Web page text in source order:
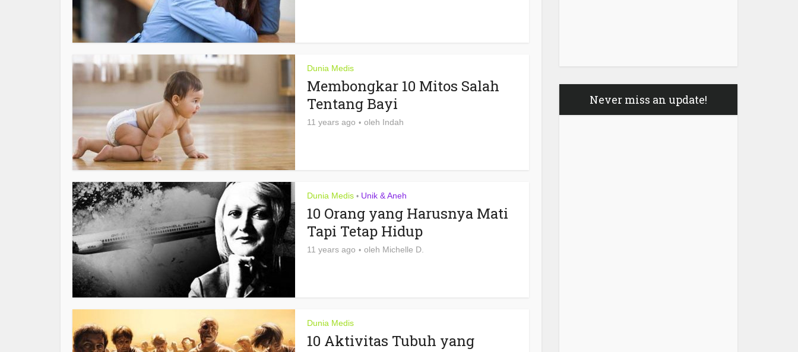
Dunia Medis
Membongkar 10 Mitos Salah
Tentang Bayi
11 years ago oleh Indah
Dunia Medis • Unik & Aneh
10 Orang yang Harusnya Mati
Tapi Tetap Hidup
11 years ago oleh Michelle D.
Dunia Medis
10 Aktivitas Tubuh yang
Never miss an update!